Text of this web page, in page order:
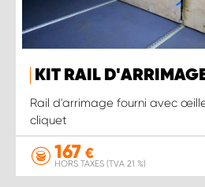
KIT RAIL
Rail d'arrimage fourni avec
cliquet
167 €
HORS TAXES (TVA 21 %)